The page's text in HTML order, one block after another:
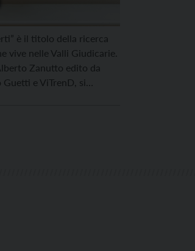
è il titolo della ricerca
vive nelle Valli Giudicarie.
Zanutto edito da
e ViTrenD, si